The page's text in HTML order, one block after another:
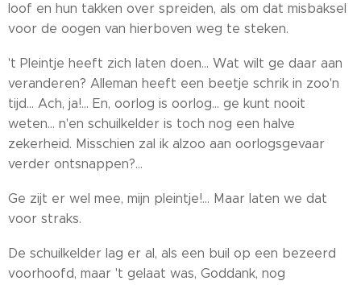
loof en hun takken over spreiden, als om dat misbaksel
voor de oogen van hierboven weg te steken.
't Pleintje heeft zich laten doen... Wat wilt ge daar aan
veranderen? Alleman heeft een beetje schrik in zoo'n
tijd... Ach, ja!... En, oorlog is oorlog... ge kunt nooit
weten... n'en schuilkelder is toch nog een halve
zekerheid. Misschien zal ik alzoo aan oorlogsgevaar
verder ontsnappen?...
Ge zijt er wel mee, mijn pleintje!... Maar laten we dat
voor straks.
De schuilkelder lag er al, als een buil op een bezeerd
voorhoofd, maar 't gelaat was, Goddank, nog